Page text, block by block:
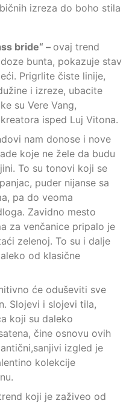
izreza do boho stila
bride“ – ovaj trend
bunta, pokazuje stav
Prigrlite čiste linije,
i izreze, ubacite
su Vere Vang,
isped Luj Vitona.
nam donose i nove
koje ne žele da budu
To su tonovi koji se
puder nijanse sa
pa do veoma
Zavidno mesto
za venčanice pripalo je
zelenoj. To su i dalje
od klasične
će oduševiti sve
Slojevi i slojevi tila,
koji su daleko
čine osnovu ovih
izgled je
kolekcije
koji je zaživeo od